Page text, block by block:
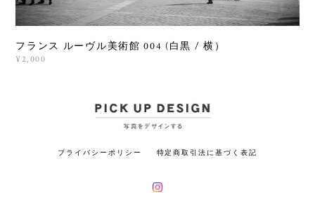
フランス ルーヴル美術館 004 (白黒 / 横）
¥2,000
プライバシーポリシー 特定商取引法に基づく表記